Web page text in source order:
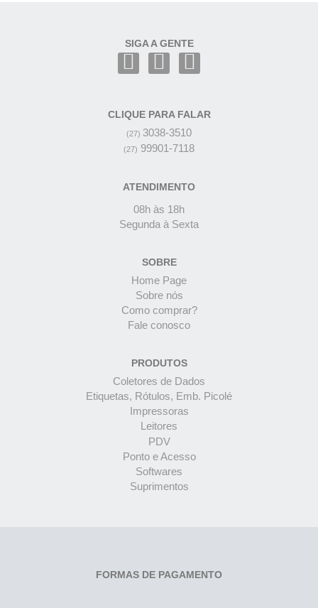
SIGA A GENTE
CLIQUE PARA FALAR
(27) 3038-3510
(27) 99901-7118
ATENDIMENTO
08h às 18h
Segunda à Sexta
SOBRE
Home Page
Sobre nós
Como comprar?
Fale conosco
PRODUTOS
Coletores de Dados
Etiquetas, Rótulos, Emb. Picolé
Impressoras
Leitores
PDV
Ponto e Acesso
Softwares
Suprimentos
FORMAS DE PAGAMENTO